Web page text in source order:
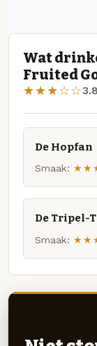
Wat
Fruited
★★★☆☆3.8
De Hopfan
Smaak:
De Tripel-
Smaak: